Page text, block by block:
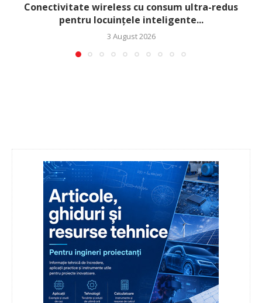
Conectivitate wireless cu consum ultra-redus
pentru locuințele inteligente...
3 August 2026